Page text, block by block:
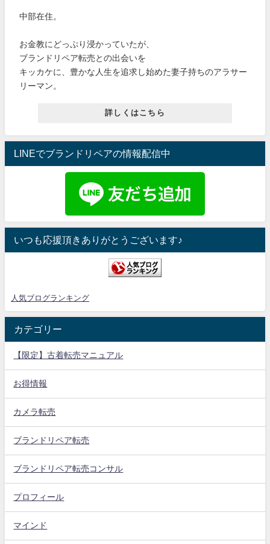
中部在住。
お金教にどっぷり浸かっていたが、
ブランドリペア転売との出会いを
キッカケに、豊かな人生を追求し始めた妻子持ちのアラサー
リーマン。
詳しくはこちら
LINEでブランドリペアの情報配信中
いつも応援頂きありがとうございます♪
人気ブログランキング
カテゴリー
【限定】古着転売マニュアル
お得情報
カメラ転売
ブランドリペア転売
ブランドリペア転売コンサル
プロフィール
マインド